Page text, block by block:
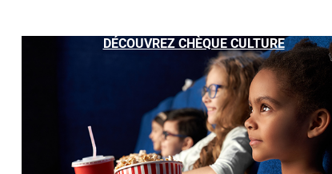
DÉCOUVREZ CHÈQUE CULTURE